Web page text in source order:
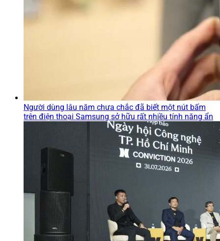
Người dùng lâu năm chưa chắc đã biết một nút bấm
trên điện thoại Samsung sở hữu rất nhiều tính năng ẩn